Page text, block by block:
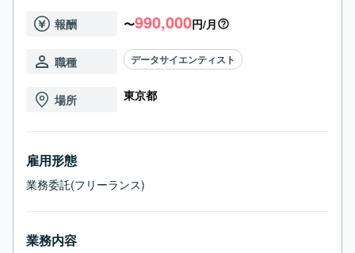
報酬 〜990,000円/月
職種 データサイエンティスト
場所 東京都
雇用形態
業務委託(フリーランス)
業務内容